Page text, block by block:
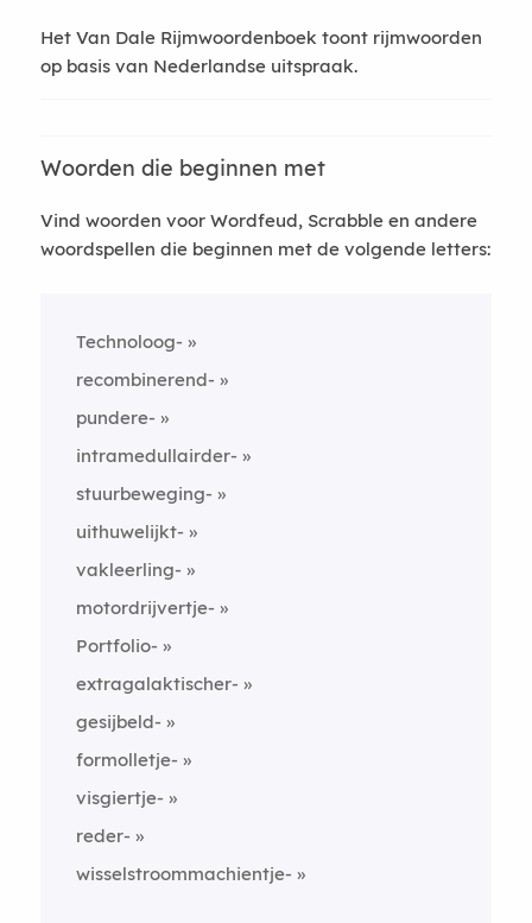
Het Van Dale Rijmwoordenboek toont rijmwoorden
op basis van Nederlandse uitspraak.
Woorden die beginnen met
Vind woorden voor Wordfeud, Scrabble en andere
woordspellen die beginnen met de volgende letters:
Technoloog-
recombinerend-
pundere-
intramedullairder-
stuurbeweging-
uithuwelijkt-
vakleerling-
motordrijvertje-
Portfolio-
extragalaktischer-
gesijbeld-
formolletje-
visgiertje-
reder-
wisselstroommachientje-